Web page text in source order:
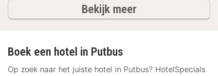
Bekijk meerhotels
Boek een hotel in Putbus
Op zoek naar het juiste hotel in Putbus? HotelSpecials